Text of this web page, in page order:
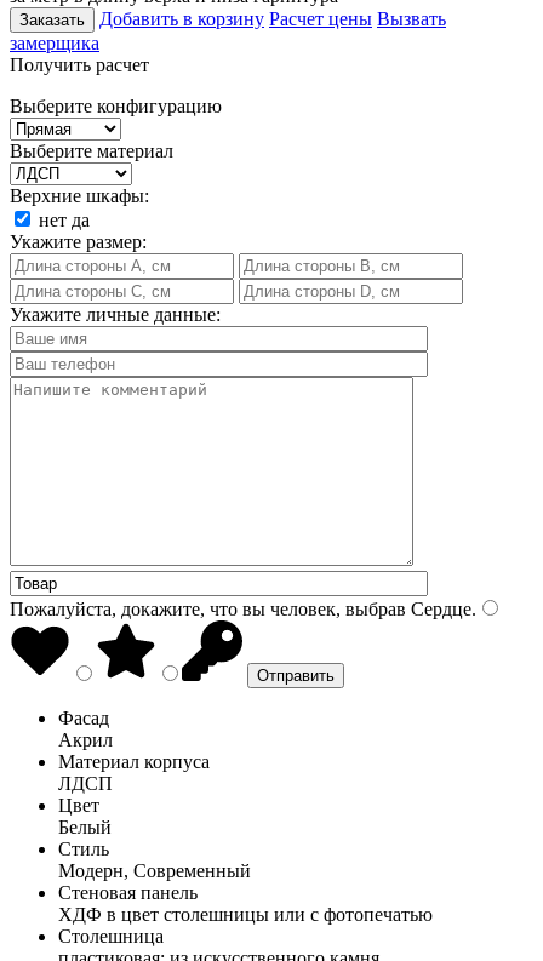
Заказать Добавить в корзину Расчет цены Вызвать
замерщика
Получить расчет
Выберите конфигурацию
Выберите материал
Верхние шкафы:
нет да
Укажите размер:
Укажите личные данные:
Пожалуйста, докажите, что вы человек, выбрав Сердце.
Фасад
Акрил
Материал корпуса
ЛДСП
Цвет
Белый
Стиль
Модерн, Современный
Стеновая панель
ХДФ в цвет столешницы или с фотопечатью
Столешница